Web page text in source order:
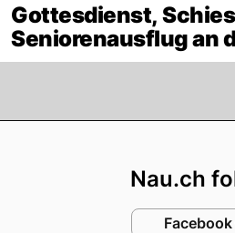
Gottesdienst,
Seniorenausflug an
Nau.ch
Facebook